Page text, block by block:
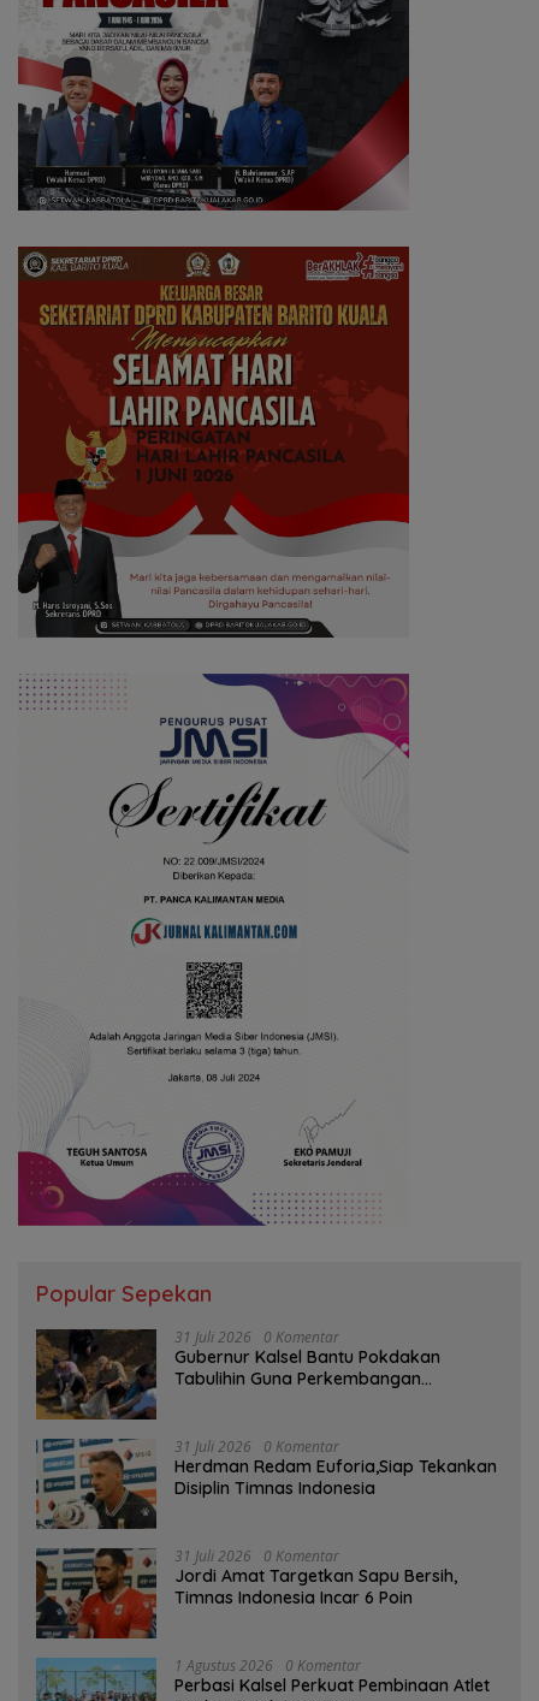
Popular Sepekan
31 Juli 2026 0 Komentar
Gubernur Kalsel Bantu Pokdakan
Tabulihin Guna Perkembangan
31 Juli 2026 0 Komentar
Herdman Redam Euforia,Siap Tekankan
Disiplin Timnas Indonesia
31 Juli 2026 0 Komentar
Jordi Amat Targetkan Sapu Bersih,
Timnas Indonesia Incar 6 Poin
1 Agustus 2026 0 Komentar
Perbasi Kalsel Perkuat Pembinaan Atlet